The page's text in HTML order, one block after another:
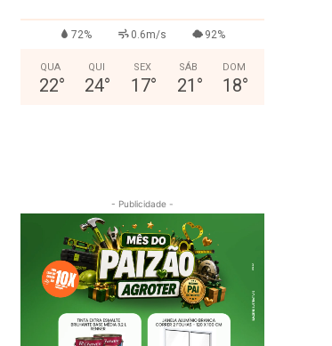
72% 0.6m/s 92%
QUA
22°
QUI
24°
SEX
17°
SÁB
21 °
DOM
18°
- Publicidade -